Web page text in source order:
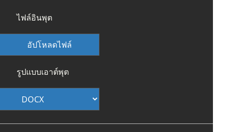
ไฟล์อินพุต
อัปโหลดไฟล์
รูปแบบเอาต์พุต